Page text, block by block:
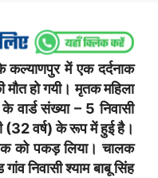
में एक दर्दनाक
मौत हो गयी। मृतक महिला
वार्ड संख्या – 5 निवासी
(32 वर्ष) के रूप में हुई है।
को पकड़ लिया। चालक
निवासी श्याम बाबू सिंह